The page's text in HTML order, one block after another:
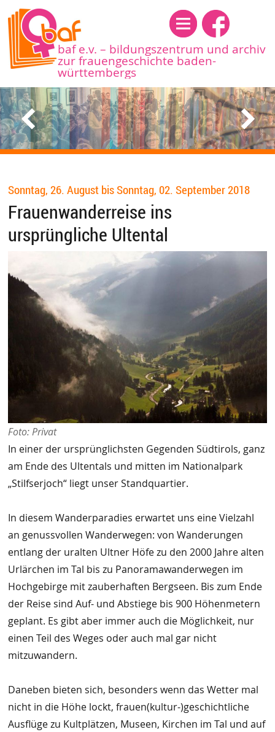
baf e.v. – bildungszentrum und archiv
zur frauengeschichte baden-
württembergs
Menü
Sonntag, 26. August bis Sonntag, 02. September 2018
Frauenwanderreise ins
ursprüngliche Ultental
Foto: Privat
In einer der ursprünglichsten Gegenden Südtirols, ganz
am Ende des Ultentals und mitten im Nationalpark
„Stilfserjoch“ liegt unser Standquartier.
In diesem Wanderparadies erwartet uns eine Vielzahl
an genussvollen Wanderwegen: von Wanderungen
entlang der uralten Ultner Höfe zu den 2000 Jahre alten
Urlärchen im Tal bis zu Panoramawanderwegen im
Hochgebirge mit zauberhaften Bergseen. Bis zum Ende
der Reise sind Auf- und Abstiege bis 900 Höhenmetern
geplant. Es gibt aber immer auch die Möglichkeit, nur
einen Teil des Weges oder auch mal gar nicht
mitzuwandern.
Daneben bieten sich, besonders wenn das Wetter mal
nicht in die Höhe lockt, frauen(kultur-)geschichtliche
Ausflüge zu Kultplätzen, Museen, Kirchen im Tal und auf